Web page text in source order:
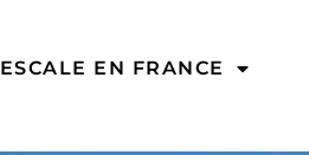
ESCALE EN FRANCE